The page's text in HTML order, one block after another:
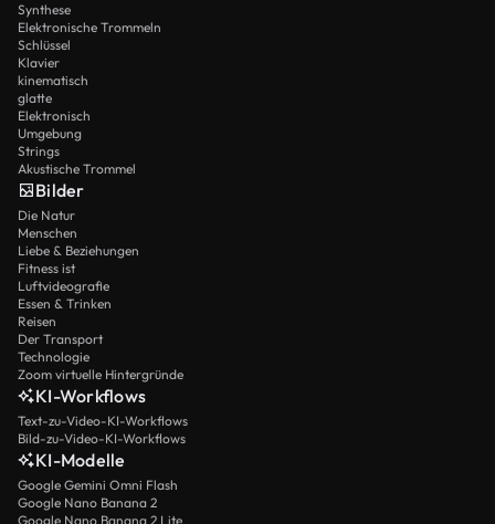
Synthese
Elektronische Trommeln
Schlüssel
Klavier
kinematisch
glatte
Elektronisch
Umgebung
Strings
Akustische Trommel
Bilder
Die Natur
Menschen
Liebe & Beziehungen
Fitness ist
Luftvideografie
Essen & Trinken
Reisen
Der Transport
Technologie
Zoom virtuelle Hintergründe
KI-Workflows
Text-zu-Video-KI-Workflows
Bild-zu-Video-KI-Workflows
KI-Modelle
Google Gemini Omni Flash
Google Nano Banana 2
Google Nano Banana 2 Lite